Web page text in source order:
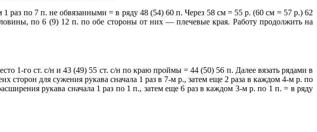
раз по 7 п. не обвязанными = в ряду 48 (54) 60 п. Через 58 см = 55 р. (60 см = 57 р.) 62
по 6 (9) 12 п. по обе стороны от них — плечевые края. Работу продолжить на
1-го ст. с/н и 43 (49) 55 ст. с/н по краю проймы = 44 (50) 56 п. Далее вязать рядами в
для сужения рукава сначала 1 раз в 7-м р., затем еще 2 раза в каждом 4-м р. по
рукава сначала 1 раз по 1 п., затем еще 6 раз в каждом 3-м р. по 1 п. = в ряду